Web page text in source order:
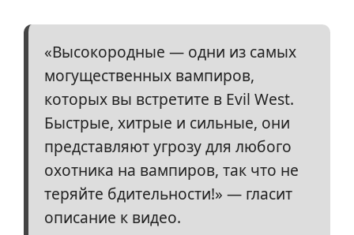
«Высокородные — одни из самых
могущественных вампиров,
которых вы встретите в Evil West.
Быстрые, хитрые и сильные, они
представляют угрозу для любого
охотника на вампиров, так что не
теряйте бдительности!» — гласит
описание к видео.